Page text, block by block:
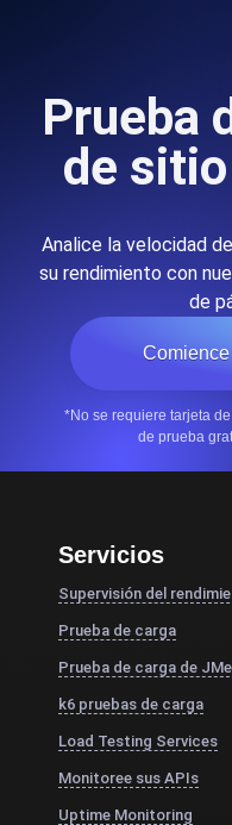
Prueba
de
Analice la velocidad
su rendimiento con
de
*No se requiere tarjeta
de prueba
Servicios
Supervisión del
Prueba de carga
Prueba de carga de
k6 pruebas de carga
Load Testing Services
Monitoree sus APIs
Uptime Monitoring